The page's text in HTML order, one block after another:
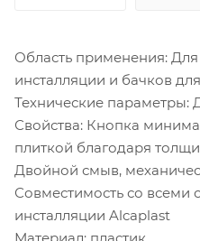
Область применения:
инсталляции и бачков
Технические параметры:
Свойства: Кнопка
плиткой благодаря
Двойной смыв,
Совместимость со всеми
инсталляции Alcaplast
Материал: пластик